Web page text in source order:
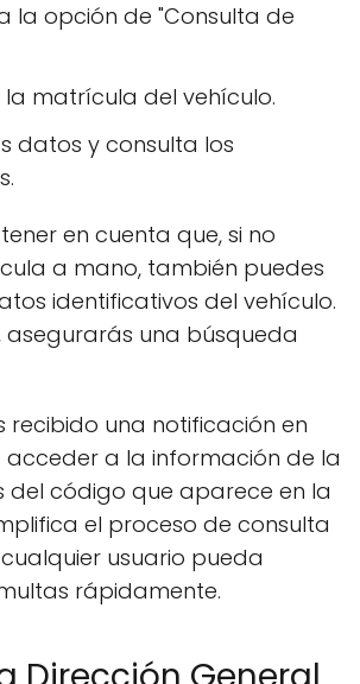
la opción de "Consulta de
matrícula del vehículo.
datos y consulta los
en cuenta que, si no
a mano, también puedes
identificativos del vehículo.
asegurarás una búsqueda
recibido una notificación en
acceder a la información de la
del código que aparece en la
el proceso de consulta
usuario pueda
rápidamente.